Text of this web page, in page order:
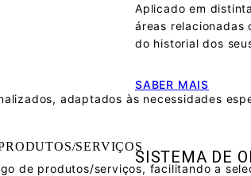
Aplicado em
áreas relacionadas
do historial dos
SABER MAIS
SISTEMA DE
adaptados às necessidades
SERVIÇOS
de produtos/serviços, facilitando a